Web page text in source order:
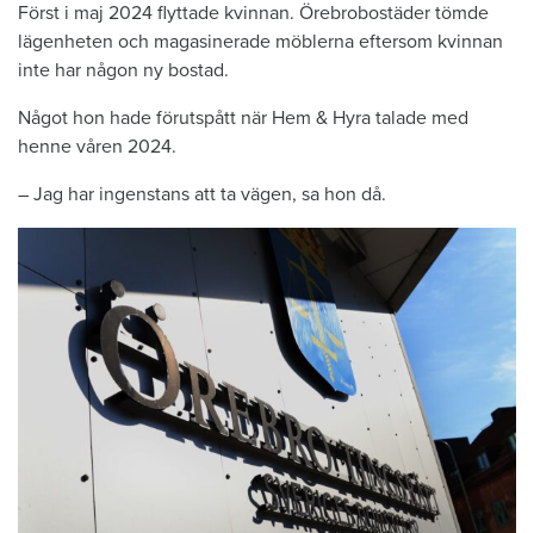
Först i maj 2024 flyttade kvinnan. Örebrobostäder tömde
lägenheten och magasinerade möblerna eftersom kvinnan
inte har någon ny bostad.
Något hon hade förutspått när Hem & Hyra talade med
henne våren 2024.
– Jag har ingenstans att ta vägen, sa hon då.